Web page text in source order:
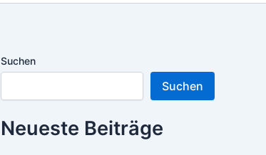
Suchen
Suchen
Neueste Beiträge